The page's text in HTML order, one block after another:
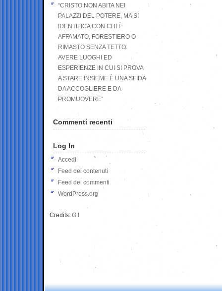
“CRISTO NON ABITA NEI
PALAZZI DEL POTERE, MA SI
IDENTIFICA CON CHI È
AFFAMATO, FORESTIERO O
RIMASTO SENZA TETTO.
AVERE LUOGHI ED
ESPERIENZE IN CUI SI PROVA
A STARE INSIEME È UNA SFIDA
DA ACCOGLIERE E DA
PROMUOVERE”
Commenti recenti
Log In
Accedi
Feed dei contenuti
Feed dei commenti
WordPress.org
Credits: G.I